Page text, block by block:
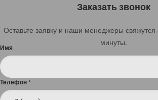
Заказать звонок
Оставьте заявку и наши менеджеры
минуты.
Имя
Телефон *